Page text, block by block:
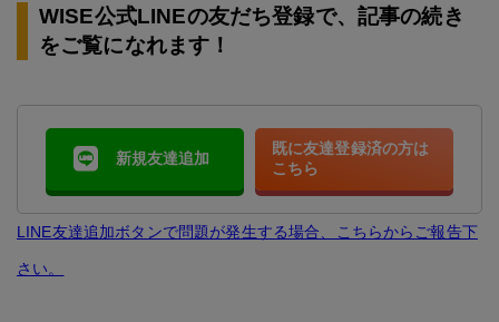
WISE公式LINEの友だち登録で、記事の続き
をご覧になれます！
新規友達追加
既に友達登録済の方は
こちら
LINE友達追加ボタンで問題が発生する場合、こちらからご報告下
さい。